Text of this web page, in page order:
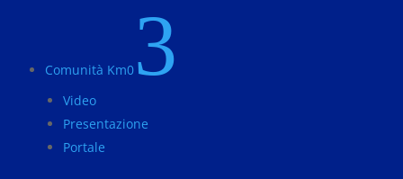
Comunità Km0 3
Video
Presentazione
Portale